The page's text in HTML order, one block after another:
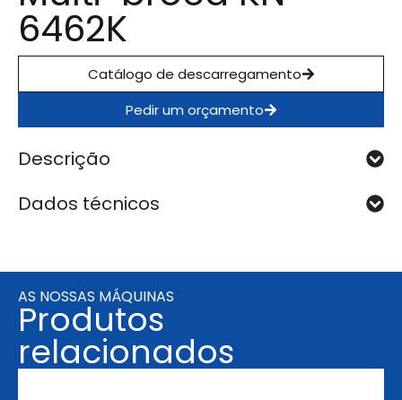
6462K
Catálogo de descarregamento
Pedir um orçamento
Descrição
Dados técnicos
AS NOSSAS MÁQUINAS
Produtos
relacionados